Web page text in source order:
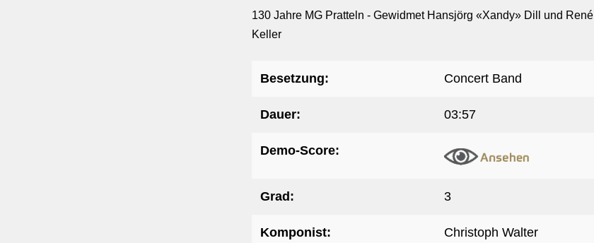
130 Jahre MG Pratteln - Gewidmet Hansjörg «Xandy» Dill und René
Keller
Besetzung: Concert Band
Dauer: 03:57
Demo-Score:
Grad: 3
Komponist: Christoph Walter